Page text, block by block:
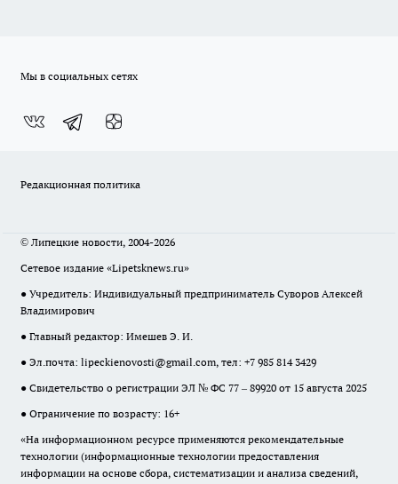
Мы в социальных сетях
Редакционная политика
© Липецкие новости, 2004-2026
Сетевое издание «Lipetsknews.ru»
● Учредитель: Индивидуальный предприниматель Суворов Алексей
Владимирович
● Главный редактор: Имешев Э. И.
● Эл.почта: lipeckienovosti@gmail.com, тел: +7 985 814 3429
● Свидетельство о регистрации ЭЛ № ФС 77 – 89920 от 15 августа 2025
● Ограничение по возрасту: 16+
«На информационном ресурсе применяются рекомендательные
технологии (информационные технологии предоставления
информации на основе сбора, систематизации и анализа сведений,